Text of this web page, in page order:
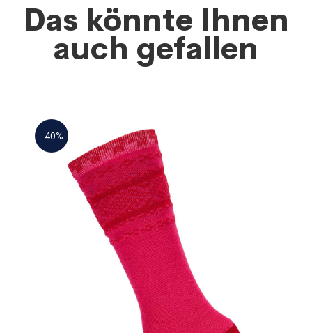
Das könnte Ihnen
auch gefallen
-40%